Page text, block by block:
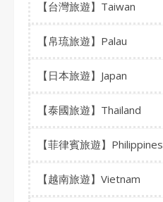
【台灣旅遊】Taiwan
【帛琉旅遊】Palau
【日本旅遊】Japan
【泰國旅遊】Thailand
【菲律賓旅遊】Philippines
【越南旅遊】Vietnam